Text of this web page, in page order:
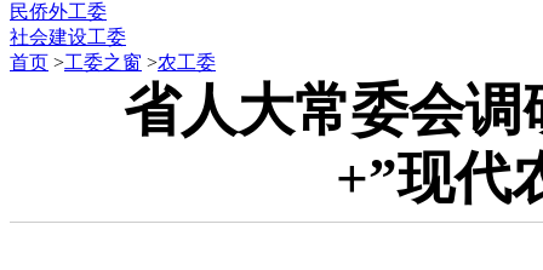
民侨外工委
社会建设工委
首页 >工委之窗 >农工委
省人大常委会调
+”现代